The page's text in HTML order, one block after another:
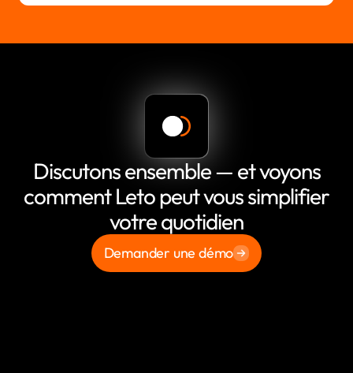
Discutons ensemble — et voyons
comment Leto peut vous simplifier
votre quotidien
Demander une démo